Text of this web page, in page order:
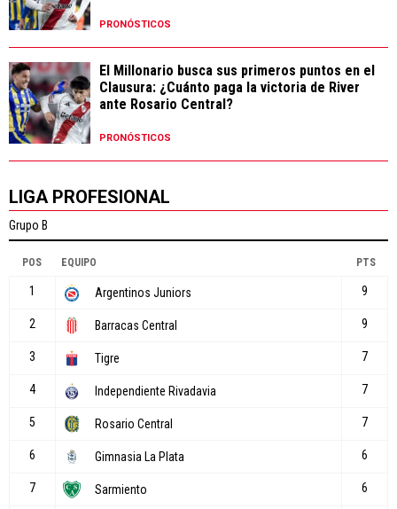
PRONÓSTICOS
El Millonario busca sus primeros puntos en el
Clausura: ¿Cuánto paga la victoria de River
ante Rosario Central?
PRONÓSTICOS
LIGA PROFESIONAL